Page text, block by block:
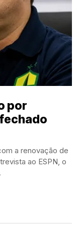
por
a renovação de
ao ESPN, o